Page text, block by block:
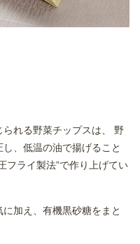
れる野菜チップスは、 野
、低温の油で揚げること
フライ製法”で作り上げてい
加え、有機黒砂糖をまと